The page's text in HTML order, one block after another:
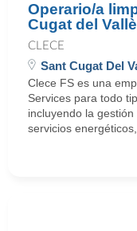
Operario/a
Cugat del
CLECE
Sant Cugat Del
Clece FS es una
Services para todo
incluyendo la
servicios energéticos,